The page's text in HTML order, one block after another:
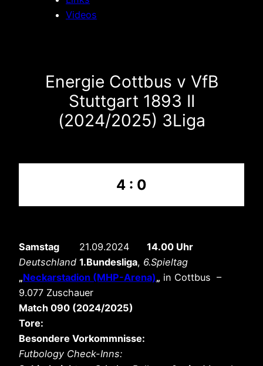
Videos
Energie Cottbus v VfB
Stuttgart 1893 II
(2024/2025) 3Liga
4 : 0
Samstag 21.09.2024 14.00 Uhr
Deutschland 1.Bundesliga, 6.Spieltag
„Neckarstadion (MHP-Arena)„ in Cottbus –
9.077 Zuschauer
Match 090 (2024/2025)
Tore:
Besondere Vorkommnisse:
Futbology Check-Inns: